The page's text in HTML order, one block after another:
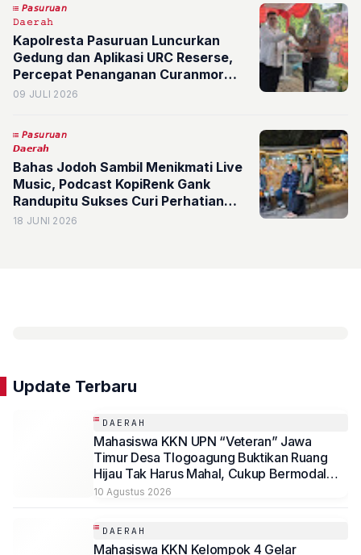
𝘗𝘢𝘴𝘶𝘳𝘶𝘢𝘯
𝙳𝚊𝚎𝚛𝚊𝚑
Kapolresta Pasuruan Luncurkan
Gedung dan Aplikasi URC Reserse,
Percepat Penanganan Curanmor
hingga Begal di Kota Pasuruan
09 JULI 2026
𝘗𝘢𝘴𝘶𝘳𝘶𝘢𝘯
𝘿𝙖𝙚𝙧𝙖𝙝
Bahas Jodoh Sambil Menikmati Live
Music, Podcast KopiRenk Gank
Randupitu Sukses Curi Perhatian
Pengunjung
18 JUNI 2026
Update Terbaru
DAERAH
Mahasiswa KKN UPN “Veteran” Jawa
Timur Desa Tlogoagung Buktikan Ruang
Hijau Tak Harus Mahal, Cukup Bermodal
Kekompakan dan Kreativitas
10 Agustus 2026
DAERAH
Mahasiswa KKN Kelompok 4 Gelar